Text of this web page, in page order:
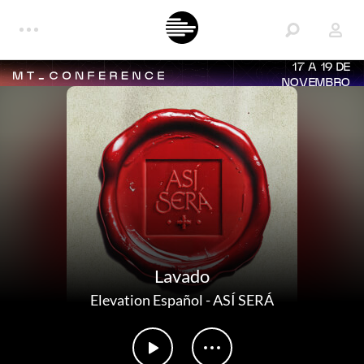
17 A 19 DE
NOVEMBRO
Lavado
Elevation Español -ASÍ SERÁ